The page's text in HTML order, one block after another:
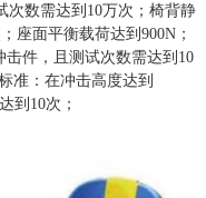
次数需达到10万次；椅背静
座面平衡载荷达到900N；
击件，且测试次数需达到10
准：在冲击高度达到
到10次；